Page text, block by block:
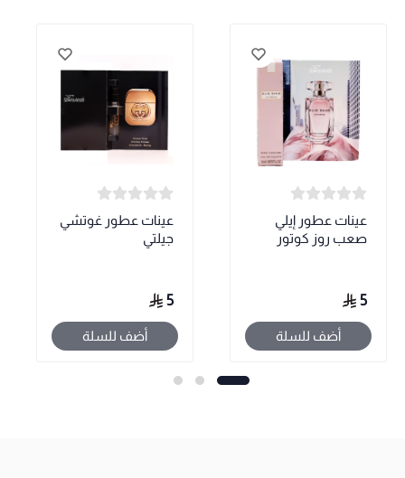
عينات عطور إيلي
صعب روز كوتور
5
أضف للسلة
عينات عطور غوتشي
جيلتي
5
أضف للسلة